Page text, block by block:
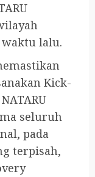
waktu lalu.
Kick-
seluruh
pada
terpisah,